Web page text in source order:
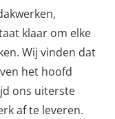
klaar om elke
Wij vinden dat
het hoofd
ons uiterste
af te leveren.